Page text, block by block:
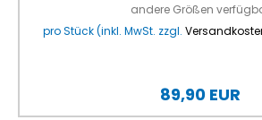
andere Größen
pro Stück (inkl. MwSt. zzgl.
89,90 EUR